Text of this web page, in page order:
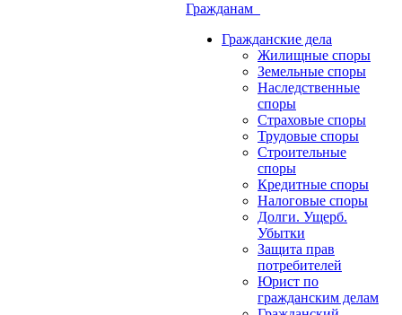
Гражданам
Гражданские дела
Жилищные споры
Земельные споры
Наследственные
споры
Страховые споры
Трудовые споры
Строительные
споры
Кредитные споры
Налоговые споры
Долги. Ущерб.
Убытки
Защита прав
потребителей
Юрист по
гражданским делам